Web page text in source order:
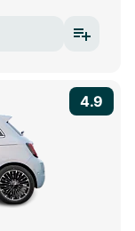
4.9